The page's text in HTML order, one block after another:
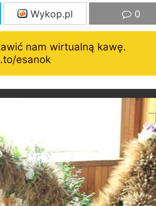
Wykop.pl 0
nam wirtualną kawę.
esanok